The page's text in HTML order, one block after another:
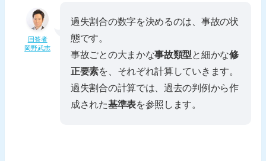
回答者
岡野武志
過失割合の数字を決めるのは、事故の状
態です。
事故ごとの大まかな事故類型と細かな修
正要素を、それぞれ計算していきます。
過失割合の計算では、過去の判例から作
成された基準表を参照します。